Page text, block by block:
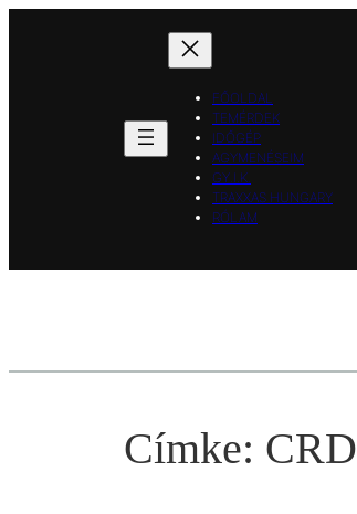
FŐOLDAL
TEMÉRDEK
IDŐGÉP
AGYMENÉSEIM
GY.I.K.
TRAXXAS HUNGARY
RÓLAM
Címke: CRD